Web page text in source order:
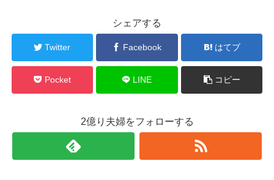
シェアする
Twitter Facebook はてブ
Pocket LINE コピー
2億り夫婦をフォローする